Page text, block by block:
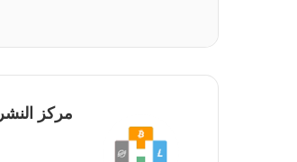
مركز النشر